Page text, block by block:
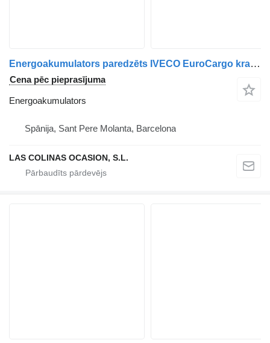
Energoakumulators paredzēts IVECO EuroCargo kravas automašīnas
Cena pēc pieprasījuma
Energoakumulators
Spānija, Sant Pere Molanta, Barcelona
LAS COLINAS OCASION, S.L.